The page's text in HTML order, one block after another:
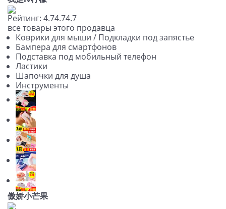
Рейтинг: 4.74.74.7
все товары этого продавца
Коврики для мыши / Подкладки под запястье
Бампера для смартфонов
Подставка под мобильный телефон
Ластики
Шапочки для душа
Инструменты
傲娇小芒果